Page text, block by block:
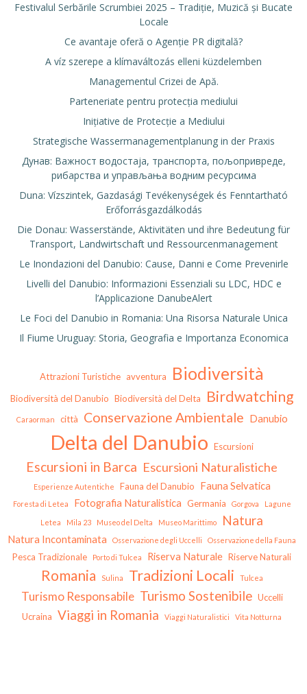
Festivalul Serbările Scrumbiei 2025 – Tradiție, Muzică și Bucate
Locale
Ce avantaje oferă o Agenție PR digitală?
A víz szerepe a klímaváltozás elleni küzdelemben
Managementul Crizei de Apă.
Parteneriate pentru protecția mediului
Inițiative de Protecție a Mediului
Strategische Wassermanagementplanung in der Praxis
Дунав: Важност водостаја, транспорта, пољопривреде,
рибарства и управљања водним ресурсима
Duna: Vízszintek, Gazdasági Tevékenységek és Fenntartható
Erőforrásgazdálkodás
Die Donau: Wasserstände, Aktivitäten und ihre Bedeutung für
Transport, Landwirtschaft und Ressourcenmanagement
Le Inondazioni del Danubio: Cause, Danni e Come Prevenirle
Livelli del Danubio: Informazioni Essenziali su LDC, HDC e
l’Applicazione DanubeAlert
Le Foci del Danubio in Romania: Una Risorsa Naturale Unica
Il Fiume Uruguay: Storia, Geografia e Importanza Economica
Attrazioni Turistiche avventura Biodiversità
Biodiversità del Danubio Biodiversità del Delta Birdwatching
Caraorman città Conservazione Ambientale Danubio
Delta del Danubio Escursioni
Escursioni in Barca Escursioni Naturalistiche
Esperienze Autentiche Fauna del Danubio Fauna Selvatica
Foresta di Letea Fotografia Naturalistica Germania Gorgova Lagune
Letea Mila 23 Museo del Delta Museo Marittimo Natura
Natura Incontaminata Osservazione degli Uccelli Osservazione della Fauna
Pesca Tradizionale Porto di Tulcea Riserva Naturale Riserve Naturali
Romania Sulina Tradizioni Locali Tulcea
Turismo Responsabile Turismo Sostenibile Uccelli
Ucraina Viaggi in Romania Viaggi Naturalistici Vita Notturna